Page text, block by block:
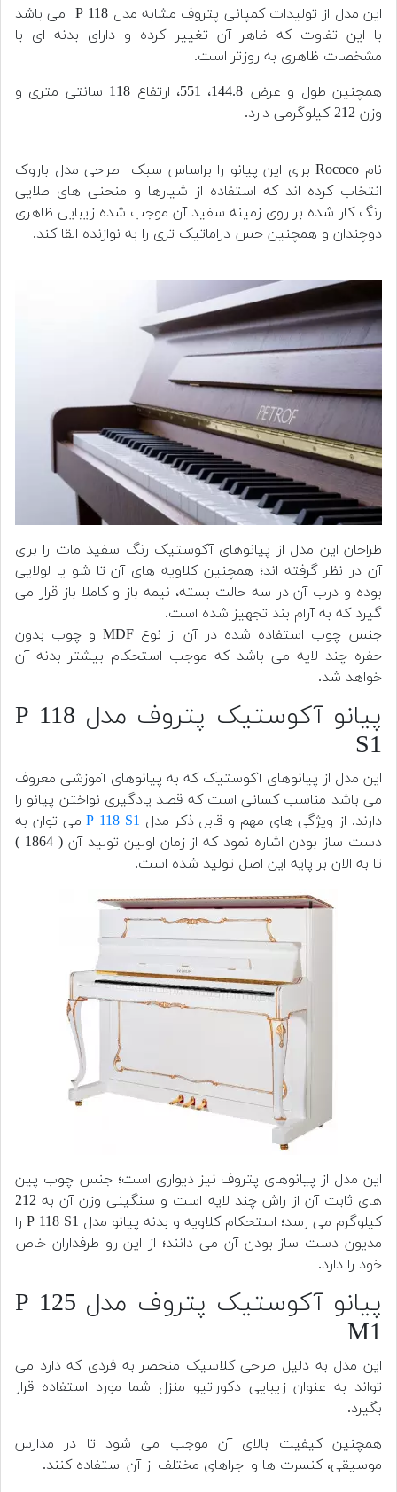
این مدل از تولیدات کمپانی پتروف مشابه مدل P 118 می باشد
با این تفاوت که ظاهر آن تغییر کرده و دارای بدنه ای با
مشخصات ظاهری به روزتر است.
همچنین طول و عرض 144.8، 551، ارتفاع 118 سانتی متری و
وزن 212 کیلوگرمی دارد.
نام Rococo برای این پیانو را براساس سبک طراحی مدل باروک
انتخاب کرده اند که استفاده از شیارها و منحنی های طلایی
رنگ کار شده بر روی زمینه سفید آن موجب شده زیبایی ظاهری
دوچندان و همچنین حس دراماتیک تری را به نوازنده القا کند.
طراحان این مدل از پیانوهای آکوستیک رنگ سفید مات را برای
آن در نظر گرفته اند؛ همچنین کلاویه های آن تا شو یا لولایی
بوده و درب آن در سه حالت بسته، نیمه باز و کاملا باز قرار می
گیرد که به آرام بند تجهیز شده است.
جنس چوب استفاده شده در آن از نوع MDF و چوب بدون
حفره چند لایه می باشد که موجب استحکام بیشتر بدنه آن
خواهد شد.
پیانو آکوستیک پتروف مدل P 118
S1
این مدل از پیانوهای آکوستیک که به پیانوهای آموزشی معروف
می باشد مناسب کسانی است که قصد یادگیری نواختن پیانو را
دارند. از ویژگی های مهم و قابل ذکر مدل P 118 S1می توان به
دست ساز بودن اشاره نمود که از زمان اولین تولید آن ( 1864 )
تا به الان بر پایه این اصل تولید شده است.
این مدل از پیانوهای پتروف نیز دیواری است؛ جنس چوب پین
های ثابت آن از راش چند لایه است و سنگینی وزن آن به 212
کیلوگرم می رسد؛ استحکام کلاویه و بدنه پیانو مدل P 118 S1 را
مدیون دست ساز بودن آن می دانند؛ از این رو طرفداران خاص
خود را دارد.
پیانو آکوستیک پتروف مدل P 125
M1
این مدل به دلیل طراحی کلاسیک منحصر به فردی که دارد می
تواند به عنوان زیبایی دکوراتیو منزل شما مورد استفاده قرار
بگیرد.
همچنین کیفیت بالای آن موجب می شود تا در مدارس
موسیقی، کنسرت ها و اجراهای مختلف از آن استفاده کنند.